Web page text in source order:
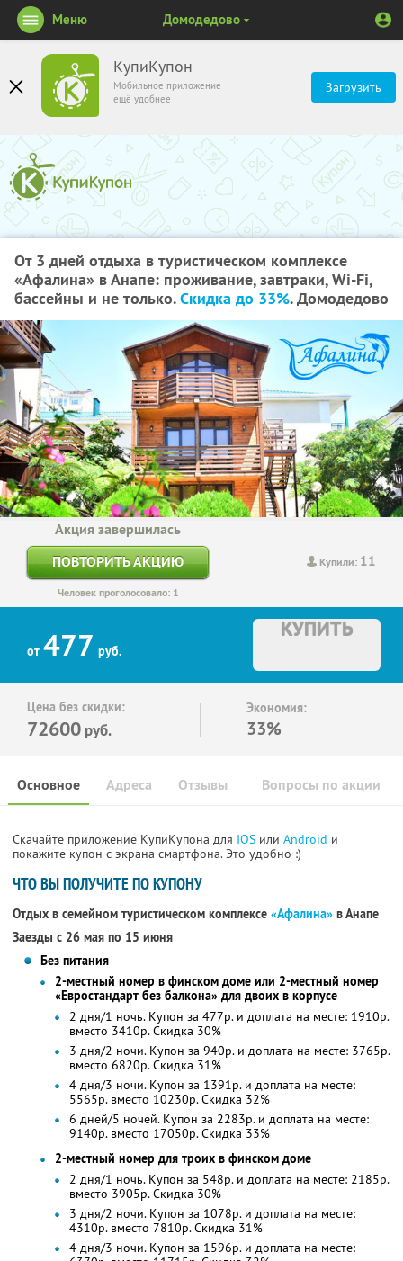
КупиКупон
Мобильное приложение
ещё удобнее
Загрузить
Меню Домодедово
От 3 дней отдыха в туристическом комплексе
«Афалина» в Анапе: проживание, завтраки, Wi-Fi,
бассейны и не только.Скидка до 33%. Домодедово
Купили: 11
Акция завершилась
ПОВТОРИТЬ АКЦИЮ
Человек проголосовало: 1
от 477 руб.
КУПИТЬ
Цена без скидки:
72600 руб.
Экономия:
33%
Основное Отзывы Вопросы по акции
Адреса
Скачайте приложение КупиКупона для IOS или Android и
покажите купон с экрана смартфона. Это удобно :)
ЧТО ВЫ ПОЛУЧИТЕ ПО КУПОНУ
Отдых в семейном туристическом комплексе «Афалина» в Анапе
Заезды с 26 мая по 15 июня
Без питания
2-местный номер в финском доме или 2-местный номер
«Евростандарт без балкона» для двоих в корпусе
2 дня/1 ночь. Купон за 477р. и доплата на месте: 1910р.
вместо 3410р.Скидка 30%
3 дня/2 ночи. Купон за 940р. и доплата на месте: 3765р.
вместо 6820р.Скидка 31%
4 дня/3 ночи. Купон за 1391р. и доплата на месте:
5565р. вместо 10230р. Скидка 32%
6 дней/5 ночей. Купон за 2283р. и доплата на месте:
9140р. вместо 17050р. Скидка 33%
2-местный номер для троих в финском доме
2 дня/1 ночь. Купон за 548р. и доплата на месте: 2185р.
вместо 3905р.Скидка 30%
3 дня/2 ночи. Купон за 1078р. и доплата на месте:
4310р. вместо 7810р.Скидка 31%
4 дня/3 ночи. Купон за 1596р. и доплата на месте: